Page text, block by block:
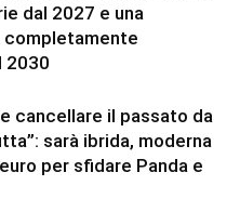
dal 2027 e una
completamente
2030
cancellare il passato da
sarà ibrida, moderna
per sfidare Panda e